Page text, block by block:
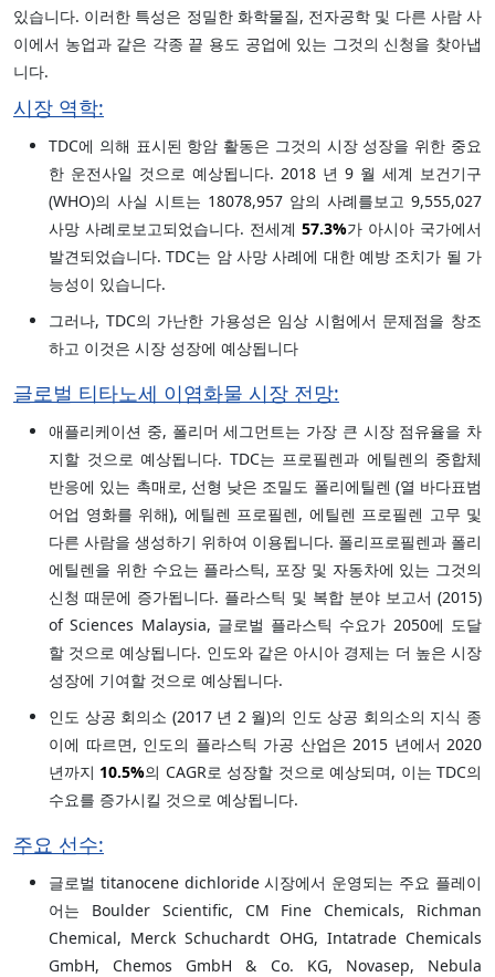
있습니다. 이러한 특성은 정밀한 화학물질, 전자공학 및 다른 사람 사
이에서 농업과 같은 각종 끝 용도 공업에 있는 그것의 신청을 찾아냅
니다.
시장 역학:
TDC에 의해 표시된 항암 활동은 그것의 시장 성장을 위한 중요
한 운전사일 것으로 예상됩니다. 2018 년 9 월 세계 보건기구
(WHO)의 사실 시트는 18078,957 암의 사례를보고 9,555,027
사망 사례로보고되었습니다. 전세계 57.3%가 아시아 국가에서
발견되었습니다. TDC는 암 사망 사례에 대한 예방 조치가 될 가
능성이 있습니다.
그러나, TDC의 가난한 가용성은 임상 시험에서 문제점을 창조
하고 이것은 시장 성장에 예상됩니다
글로벌 티타노세 이염화물 시장 전망:
애플리케이션 중, 폴리머 세그먼트는 가장 큰 시장 점유율을 차
지할 것으로 예상됩니다. TDC는 프로필렌과 에틸렌의 중합체
반응에 있는 촉매로, 선형 낮은 조밀도 폴리에틸렌 (열 바다표범
어업 영화를 위해), 에틸렌 프로필렌, 에틸렌 프로필렌 고무 및
다른 사람을 생성하기 위하여 이용됩니다. 폴리프로필렌과 폴리
에틸렌을 위한 수요는 플라스틱, 포장 및 자동차에 있는 그것의
신청 때문에 증가됩니다. 플라스틱 및 복합 분야 보고서 (2015)
of Sciences Malaysia, 글로벌 플라스틱 수요가 2050에 도달
할 것으로 예상됩니다. 인도와 같은 아시아 경제는 더 높은 시장
성장에 기여할 것으로 예상됩니다.
인도 상공 회의소 (2017 년 2 월)의 인도 상공 회의소의 지식 종
이에 따르면, 인도의 플라스틱 가공 산업은 2015 년에서 2020
년까지 10.5%의 CAGR로 성장할 것으로 예상되며, 이는 TDC의
수요를 증가시킬 것으로 예상됩니다.
주요 선수:
글로벌 titanocene dichloride 시장에서 운영되는 주요 플레이
어는 Boulder Scientific, CM Fine Chemicals, Richman
Chemical, Merck Schuchardt OHG, Intatrade Chemicals
GmbH, Chemos GmbH & Co. KG, Novasep, Nebula